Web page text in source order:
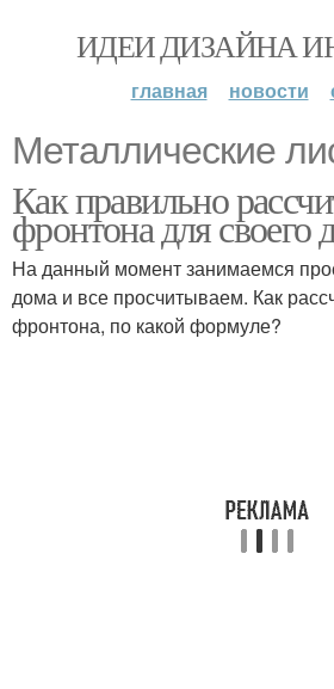
ИДЕИ ДИЗАЙНА
главная новости
Металлические
Как правильно
фронтона для своего
На данный момент занимаемся
дома и все просчитываем. Как
фронтона, по какой формуле?